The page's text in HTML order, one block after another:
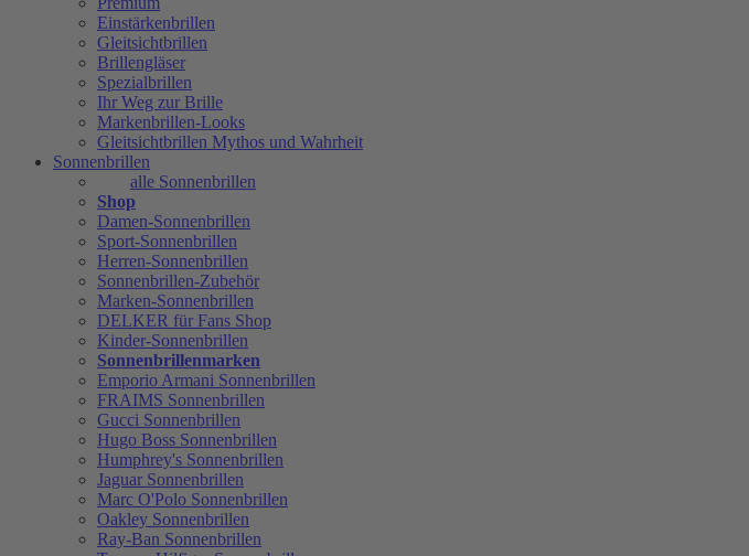
Einstärkenbrillen
Gleitsichtbrillen
Brillengläser
Spezialbrillen
Ihr Weg zur Brille
Markenbrillen-Looks
Gleitsichtbrillen Mythos und Wahrheit
Sonnenbrillen
alle Sonnenbrillen
Shop
Damen-Sonnenbrillen
Sport-Sonnenbrillen
Herren-Sonnenbrillen
Sonnenbrillen-Zubehör
Marken-Sonnenbrillen
DELKER für Fans Shop
Kinder-Sonnenbrillen
Sonnenbrillenmarken
Emporio Armani Sonnenbrillen
FRAIMS Sonnenbrillen
Gucci Sonnenbrillen
Hugo Boss Sonnenbrillen
Humphrey's Sonnenbrillen
Jaguar Sonnenbrillen
Marc O'Polo Sonnenbrillen
Oakley Sonnenbrillen
Ray-Ban Sonnenbrillen